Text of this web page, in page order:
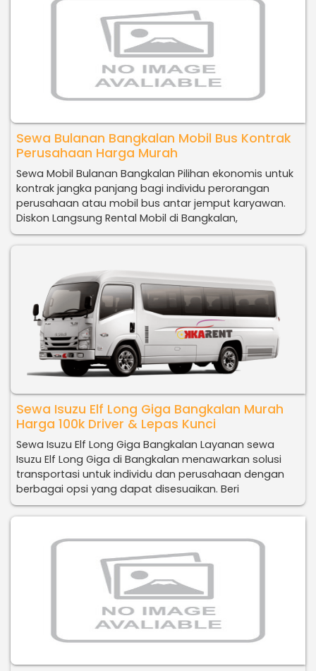
Sewa Bulanan Bangkalan Mobil Bus Kontrak
Perusahaan Harga Murah
Sewa Mobil Bulanan Bangkalan Pilihan ekonomis untuk
kontrak jangka panjang bagi individu perorangan
perusahaan atau mobil bus antar jemput karyawan.
Diskon Langsung Rental Mobil di Bangkalan,
Sewa Isuzu Elf Long Giga Bangkalan Murah
Harga 100k Driver & Lepas Kunci
Sewa Isuzu Elf Long Giga Bangkalan Layanan sewa
Isuzu Elf Long Giga di Bangkalan menawarkan solusi
transportasi untuk individu dan perusahaan dengan
berbagai opsi yang dapat disesuaikan. Beri